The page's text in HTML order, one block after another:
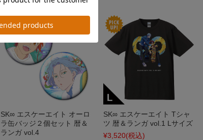
SK∞ エスケーエイト オーロ
ラ缶バッジ２個セット 暦＆
ランガ vol.4
SK∞ エスケーエイト Tシャ
ツ 暦＆ランガ vol.1 Lサイズ
¥3,520(税込)